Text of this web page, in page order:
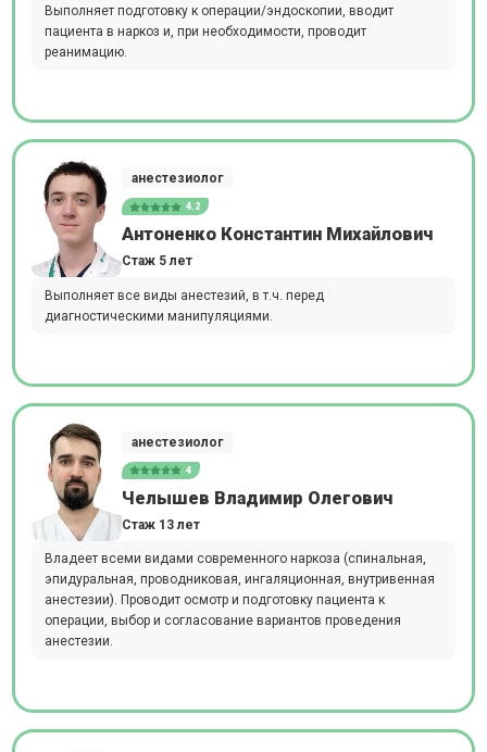
Выполняет подготовку к операции/эндоскопии, вводит
пациента в наркоз и, при необходимости, проводит
реанимацию.
анестезиолог
4.2
Антоненко Константин Михайлович
Стаж 5 лет
Выполняет все виды анестезий, в т.ч. перед
диагностическими манипуляциями.
анестезиолог
4
Челышев Владимир Олегович
Стаж 13 лет
Владеет всеми видами современного наркоза (спинальная,
эпидуральная, проводниковая, ингаляционная, внутривенная
анестезии). Проводит осмотр и подготовку пациента к
операции, выбор и согласование вариантов проведения
анестезии.